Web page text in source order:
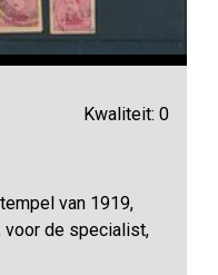
Kwaliteit: 0
van 1919,
voor de specialist,